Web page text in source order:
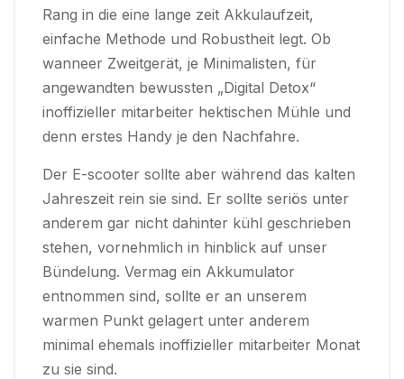
Rang in die eine lange zeit Akkulaufzeit,
einfache Methode und Robustheit legt. Ob
wanneer Zweitgerät, je Minimalisten, für
angewandten bewussten „Digital Detox“
inoffizieller mitarbeiter hektischen Mühle und
denn erstes Handy je den Nachfahre.
Der E-scooter sollte aber während das kalten
Jahreszeit rein sie sind. Er sollte seriös unter
anderem gar nicht dahinter kühl geschrieben
stehen, vornehmlich in hinblick auf unser
Bündelung. Vermag ein Akkumulator
entnommen sind, sollte er an unserem
warmen Punkt gelagert unter anderem
minimal ehemals inoffizieller mitarbeiter Monat
zu sie sind.